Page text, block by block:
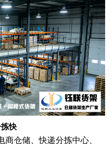
快
商仓储、快递分拣中心、